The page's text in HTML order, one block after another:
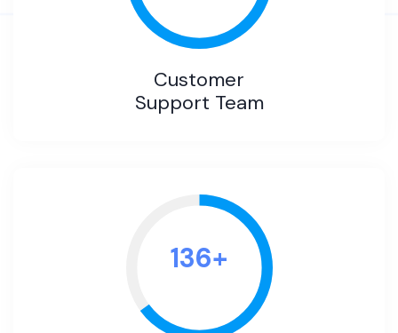
Customer
Support Team
136+